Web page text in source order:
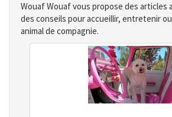
Wouaf Wouaf vous propose des articles
des conseils pour accueillir, entretenir
animal de compagnie.